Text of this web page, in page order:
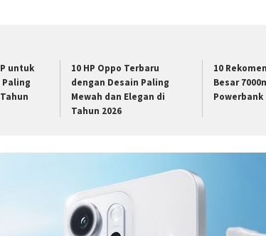
untuk
Paling
10 HP Oppo Terbaru
dengan Desain Paling
Mewah dan Elegan di
Tahun 2026
10
Besar
Powerbank